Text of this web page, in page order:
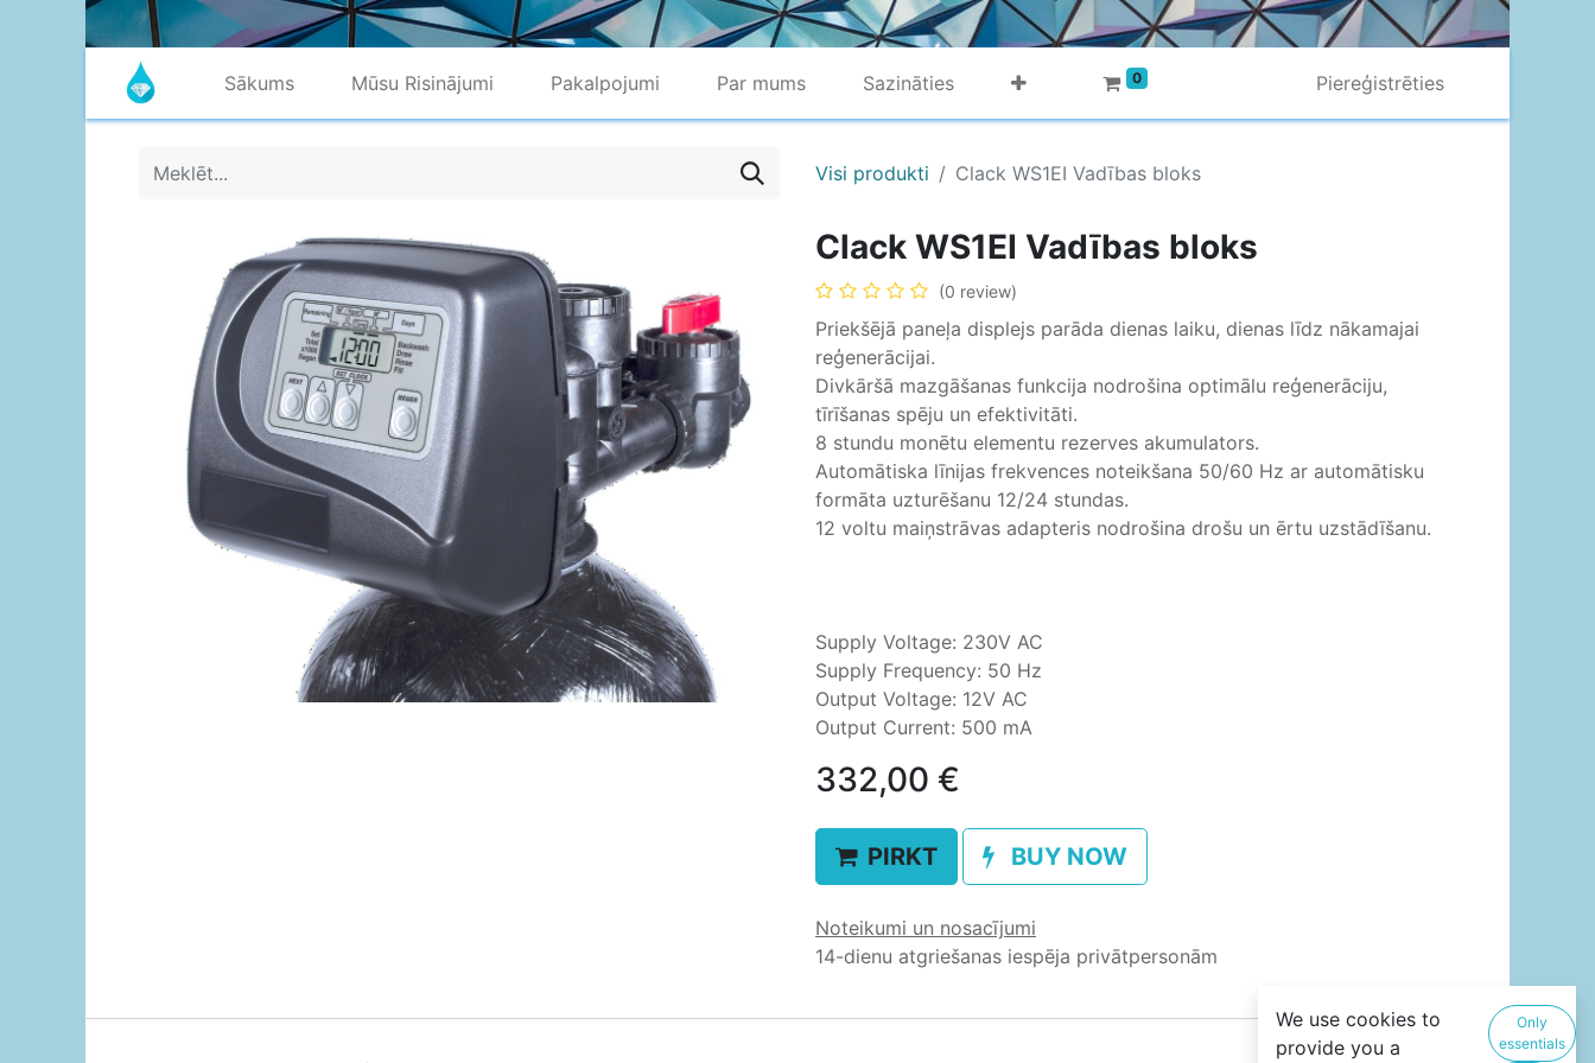
Sākums Mūsu Risinājumi Pakalpojumi Par mums Sazināties 0 Piereģistrēties
Visi produkti Clack WS1EI Vadības bloks
Clack WS1EI Vadības bloks
(0 review)
Priekšējā paneļa displejs parāda dienas laiku, dienas līdz nākamajai
reģenerācijai.
Divkāršā mazgāšanas funkcija nodrošina optimālu reģenerāciju,
tīrīšanas spēju un efektivitāti.
8 stundu monētu elementu rezerves akumulators.
Automātiska līnijas frekvences noteikšana 50/60 Hz ar automātisku
formāta uzturēšanu 12/24 stundas.
12 voltu maiņstrāvas adapteris nodrošina drošu un ērtu uzstādīšanu.
Supply Voltage: 230V AC
Supply Frequency: 50 Hz
Output Voltage: 12V AC
Output Current: 500 mA
332,00 €
PIRKT BUY NOW
Noteikumi un nosacījumi
14-dienu atgriešanas iespēja privātpersonām
We use cookies to
provide you a
Only
essentials